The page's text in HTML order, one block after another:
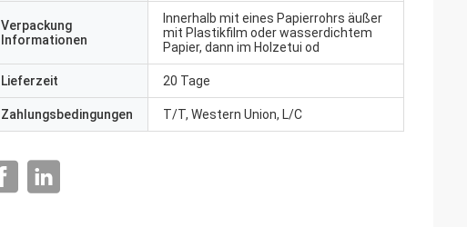
Verpackung
Informationen
Innerhalb mit eines Papierrohrs äußer
mit Plastikfilm oder wasserdichtem
Papier, dann im Holzetui od
Lieferzeit 20 Tage
Zahlungsbedingungen T/T, Western Union, L/C